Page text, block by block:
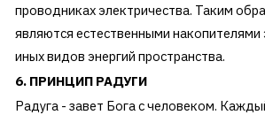
проводниках электричества. Таким
являются естественными накопителями
иных видов энергий пространства.
6. ПРИНЦИП РАДУГИ
Радуга - завет Бога с человеком.